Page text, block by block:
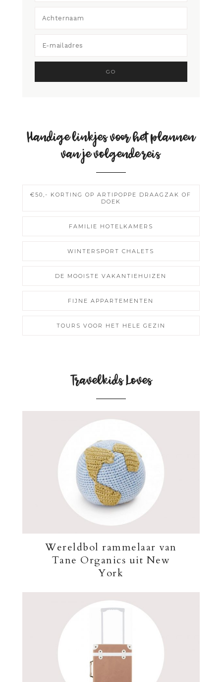
Handige linkjes voor het plannen
van je volgende reis
€50,- KORTING OP ARTIPOPPE DRAAGZAK OF
DOEK
FAMILIE HOTELKAMERS
WINTERSPORT CHALETS
DE MOOISTE VAKANTIEHUIZEN
FIJNE APPARTEMENTEN
TOURS VOOR HET HELE GEZIN
Travelkids Loves
Wereldbol rammelaar van
Tane Organics uit New
York